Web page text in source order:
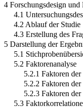
4 Forschungsdesign und
4.1
4.2 Ablauf der Studie
4.3 Erstellung des
5 Darstellung der
5.1
5.2 Faktorenanalyse
5.2.1 Faktoren
5.2.2 Faktoren
5.2.3 Faktoren
5.3